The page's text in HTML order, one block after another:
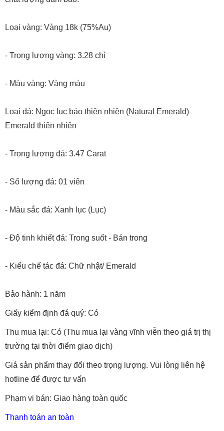
Loại vàng: Vàng 18k (75%Au)
- Trọng lượng vàng: 3.28 chỉ
- Màu vàng: Vàng màu
Loại đá: Ngọc lục bảo thiên nhiên (Natural Emerald)
Emerald thiên nhiên
- Trọng lượng đá: 3.47 Carat
- Số lượng đá: 01 viên
- Màu sắc đá: Xanh lục (Lục)
- Độ tinh khiết đá: Trong suốt - Bán trong
- Kiểu chế tác đá: Chữ nhật/ Emerald
Bảo hành: 1 năm
Giấy kiểm định đá quý: Có
Thu mua lại: Có (Thu mua lại vàng vĩnh viễn theo giá trị thị
trường tại thời điểm giao dịch)
Giá sản phẩm thay đổi theo trọng lượng. Vui lòng liên hệ
hotline để được tư vấn
Phạm vi bán: Giao hàng toàn quốc
Thanh toán an toàn